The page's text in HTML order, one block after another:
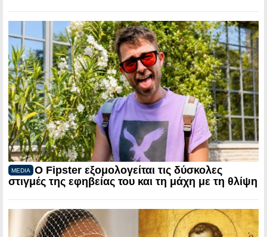
MEDIA
Ο Fipster εξομολογείται τις δύσκολες
στιγμές της εφηβείας του και τη μάχη με τη θλίψη